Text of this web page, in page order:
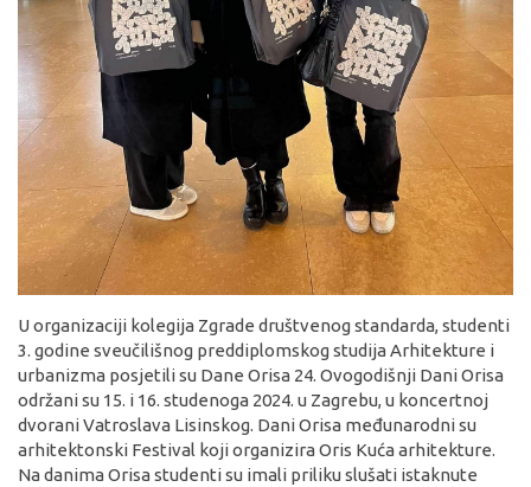
U organizaciji kolegija Zgrade društvenog standarda, studenti
3. godine sveučilišnog preddiplomskog studija Arhitekture i
urbanizma posjetili su Dane Orisa 24. Ovogodišnji Dani Orisa
održani su 15. i 16. studenoga 2024. u Zagrebu, u koncertnoj
dvorani Vatroslava Lisinskog. Dani Orisa međunarodni su
arhitektonski Festival koji organizira Oris Kuća arhitekture.
Na danima Orisa studenti su imali priliku slušati istaknute